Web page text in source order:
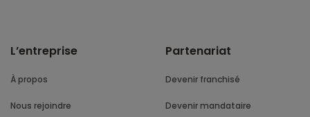
L’entreprise
À propos
Nous rejoindre
Partenariat
Devenir franchisé
Devenir mandataire